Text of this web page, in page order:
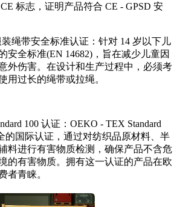
标志，证明产品符合 CE - GPSD 安
绳带安全标准认证：针对 14 岁以下儿
安全标准(EN 14682)，旨在减少儿童因
外伤害。在设计和生产过程中，必须考
用过长的绳带或拉绳。
100 认证：OEKO - TEX Standard
的国际认证，通过对纺织品原材料、半
料进行有害物质检测，确保产品不含危
的有害物质。拥有这一认证的产品在欧
者青睐。